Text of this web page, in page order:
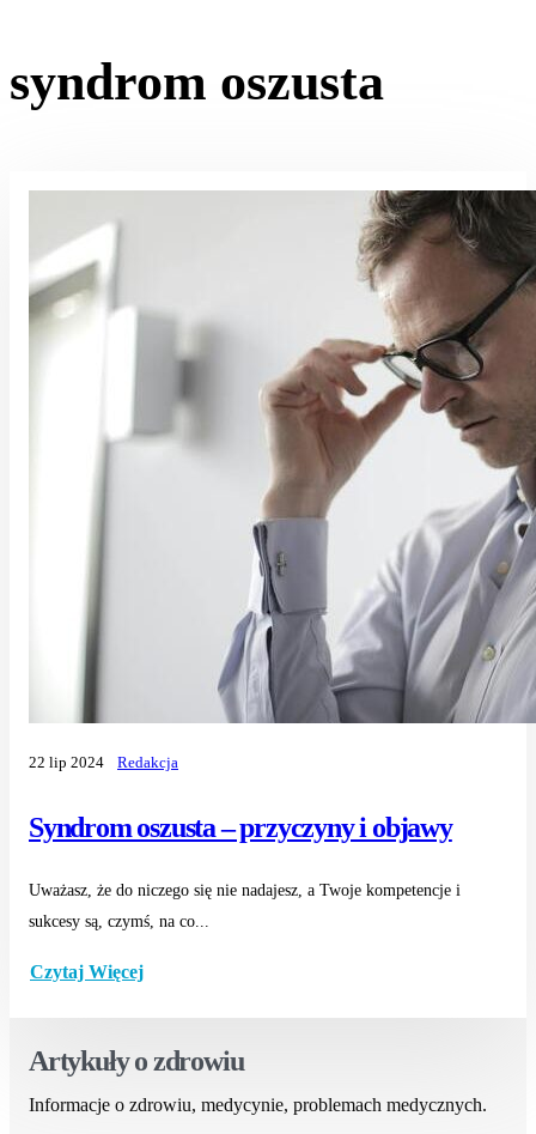
syndrom oszusta
Syndrom oszusta – przyczyny i objawy
22 lip 2024 Redakcja
Uważasz, że do niczego się nie nadajesz, a Twoje kompetencje i
sukcesy są, czymś, na co...
Czytaj Więcej
Artykuły o zdrowiu
Informacje o zdrowiu, medycynie, problemach medycznych.